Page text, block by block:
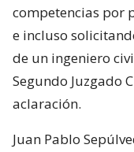
competencias por
e incluso
de un ingeniero
Segundo Juzgado
aclaración.
Juan Pablo